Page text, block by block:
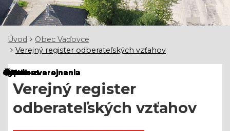
Úvod
Obec Vaďovce
Verejný register odberateľských vzťahov
Verejný register
odberateľských vzťahov